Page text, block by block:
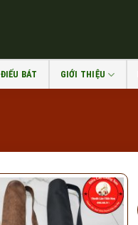
ĐIẾU BÁT GIỚI THIỆU